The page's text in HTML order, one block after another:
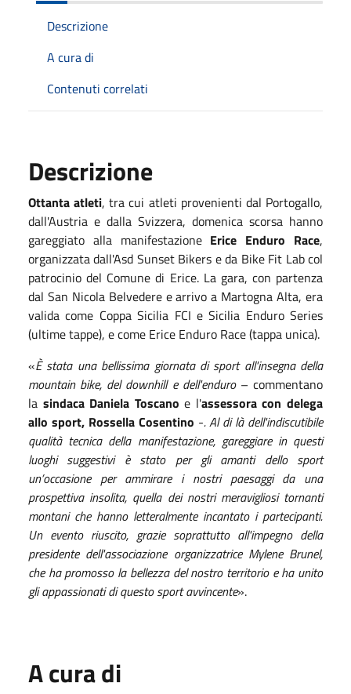
Descrizione
A cura di
Contenuti correlati
Descrizione
Ottanta atleti, tra cui atleti provenienti dal Portogallo,
dall'Austria e dalla Svizzera, domenica scorsa hanno
gareggiato alla manifestazione Erice Enduro Race,
organizzata dall'Asd Sunset Bikers e da Bike Fit Lab col
patrocinio del Comune di Erice. La gara, con partenza
dal San Nicola Belvedere e arrivo a Martogna Alta, era
valida come Coppa Sicilia FCI e Sicilia Enduro Series
(ultime tappe), e come Erice Enduro Race (tappa unica).
«È stata una bellissima giornata di sport all'insegna della
mountain bike, del downhill e dell'enduro– commentano
la sindaca Daniela Toscano e l'assessora con delega
allo sport, Rossella Cosentino -. Al di là dell'indiscutibile
qualità tecnica della manifestazione, gareggiare in questi
luoghi suggestivi è stato per gli amanti dello sport
un’occasione per ammirare i nostri paesaggi da una
prospettiva insolita, quella dei nostri meravigliosi tornanti
montani che hanno letteralmente incantato i partecipanti.
Un evento riuscito, grazie soprattutto all'impegno della
presidente dell'associazione organizzatrice Mylene Brunel,
che ha promosso la bellezza del nostro territorio e ha unito
gli appassionati di questo sport avvincente».
A cura di